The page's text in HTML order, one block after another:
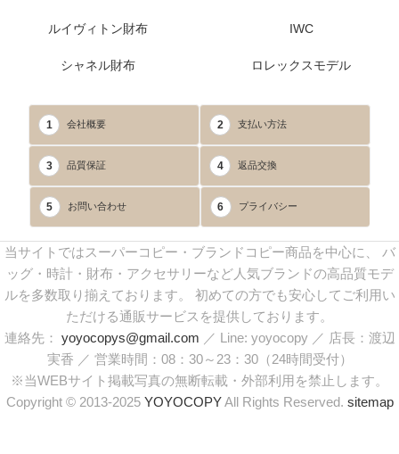
ルイヴィトン財布
シャネル財布
IWC
ロレックスモデル
1 会社概要 2 支払い方法
3 品質保証 4 返品交換
5 お問い合わせ 6 プライバシー
当サイトではスーパーコピー・ブランドコピー商品を中心に、 バ
ッグ・時計・財布・アクセサリーなど人気ブランドの高品質モデ
ルを多数取り揃えております。 初めての方でも安心してご利用い
ただける通販サービスを提供しております。
連絡先： yoyocopys@gmail.com ／ Line: yoyocopy ／ 店長：渡辺
実香 ／ 営業時間：08：30～23：30（24時間受付）
※当WEBサイト掲載写真の無断転載・外部利用を禁止します。
Copyright © 2013-2025 YOYOCOPYAll Rights Reserved. sitemap